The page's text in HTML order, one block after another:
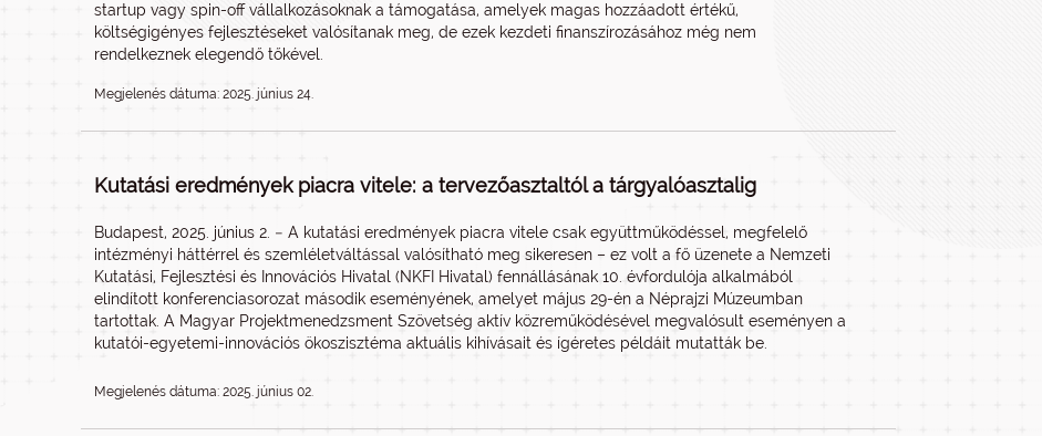
startup vagy spin-off vállalkozásoknak a támogatása, amelyek magas hozzáadott értékű,
költségigényes fejlesztéseket valósítanak meg, de ezek kezdeti finanszírozásához még nem
rendelkeznek elegendő tőkével.
Megjelenés dátuma: 2025. június 24.
Kutatási eredmények piacra vitele: a tervezőasztaltól a tárgyalóasztalig
Budapest, 2025. június 2. − A kutatási eredmények piacra vitele csak együttműködéssel, megfelelő
intézményi háttérrel és szemléletváltással valósítható meg sikeresen – ez volt a fő üzenete a Nemzeti
Kutatási, Fejlesztési és Innovációs Hivatal (NKFI Hivatal) fennállásának 10. évfordulója alkalmából
elindított konferenciasorozat második eseményének, amelyet május 29-én a Néprajzi Múzeumban
tartottak. A Magyar Projektmenedzsment Szövetség aktív közreműködésével megvalósult eseményen a
kutatói-egyetemi-innovációs ökoszisztéma aktuális kihívásait és ígéretes példáit mutatták be.
Megjelenés dátuma: 2025. június 02.